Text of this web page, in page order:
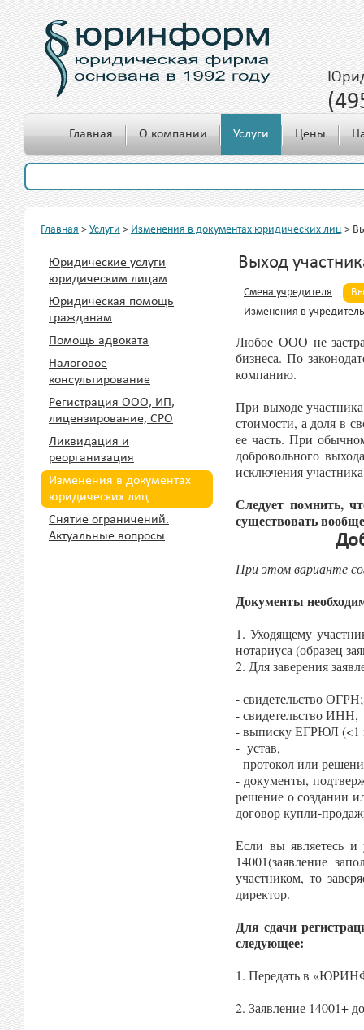
c 10.00 до 18.00
Главная О компании Услуги Цены
Главная > Услуги > Изменения в документах юридических лиц >
Юридические услуги
юридическим лицам
Юридическая помощь
гражданам
Помощь адвоката
Налоговое
консультирование
Регистрация ООО, ИП,
лицензирование, СРО
Ликвидация и
реорганизация
Изменения в документах
юридических лиц
Снятие ограничений.
Актуальные вопросы
Выход
Смена учредителя
Изменения в
Любое ООО не
бизнеса. По
компанию.
При выходе
стоимости, а доля в
ее часть. При
добровольного
исключения
Следует помнить,
существовать
При этом варианте
Документы
1. Уходящему
нотариуса (образец
2. Для заверения
- свидетельство ОГРН;
- свидетельство ИНН,
- выписку ЕГРЮЛ (<1
- устав,
- протокол или
- документы,
решение о создании
договор купли-
Если вы являетесь и
14001(заявление
участником, то
директор.
Для сдачи
следующее:
1. Передать в
2. Заявление 14001+